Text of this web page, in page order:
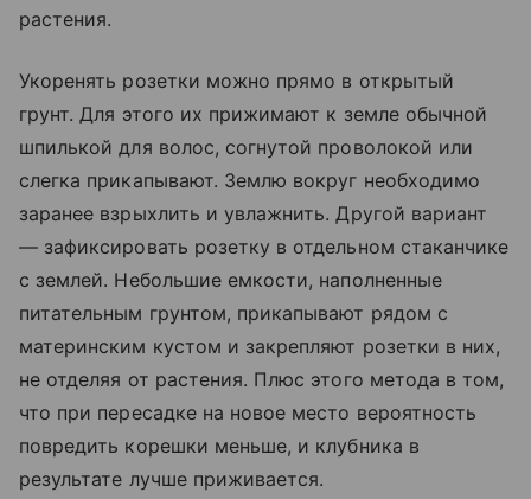
растения.
Укоренять розетки можно прямо в открытый
грунт. Для этого их прижимают к земле обычной
шпилькой для волос, согнутой проволокой или
слегка прикапывают. Землю вокруг необходимо
заранее взрыхлить и увлажнить. Другой вариант
— зафиксировать розетку в отдельном стаканчике
с землей. Небольшие емкости, наполненные
питательным грунтом, прикапывают рядом с
материнским кустом и закрепляют розетки в них,
не отделяя от растения. Плюс этого метода в том,
что при пересадке на новое место вероятность
повредить корешки меньше, и клубника в
результате лучше приживается.